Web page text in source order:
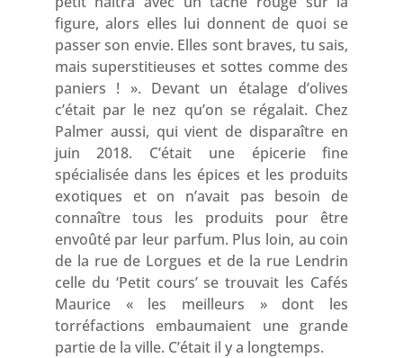
figure, alors elles lui donnent de quoi se
passer son envie. Elles sont braves, tu sais,
mais superstitieuses et sottes comme des
paniers ! ». Devant un étalage d’olives
c’était par le nez qu’on se régalait. Chez
Palmer aussi, qui vient de disparaître en
juin 2018. C’était une épicerie fine
spécialisée dans les épices et les produits
exotiques et on n’avait pas besoin de
connaître tous les produits pour être
envoûté par leur parfum. Plus loin, au coin
de la rue de Lorgues et de la rue Lendrin
celle du ‘Petit cours’ se trouvait les Cafés
Maurice « les meilleurs » dont les
torréfactions embaumaient une grande
partie de la ville. C’était il y a longtemps.